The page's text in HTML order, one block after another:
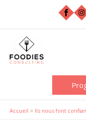
Accueil > Ils nous font